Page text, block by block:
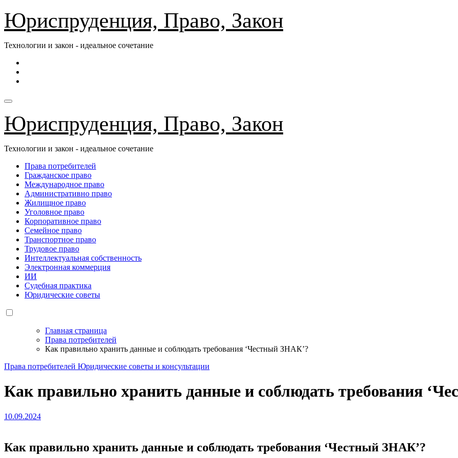
Перейти
содержимому
Юриспруденция, Право, Закон
Технологии и закон - идеальное сочетание
Юриспруденция, Право, Закон
Технологии и закон - идеальное сочетание
Права потребителей
Гражданское право
Международное право
Административно право
Жилищное право
Уголовное право
Корпоративное право
Семейное право
Транспортное право
Трудовое право
Интеллектуальная собственность
Электронная коммерция
ИИ
Судебная практика
Юридические советы
Главная страница
Права потребителей
Как правильно хранить данные и соблюдать требования ‘Честный ЗНАК’?
Права потребителей Юридические советы и консультации
Как правильно хранить данные и соблюдать требования
10.09.2024
Как правильно хранить данные и соблюдать требования ‘Честный ЗНАК’?